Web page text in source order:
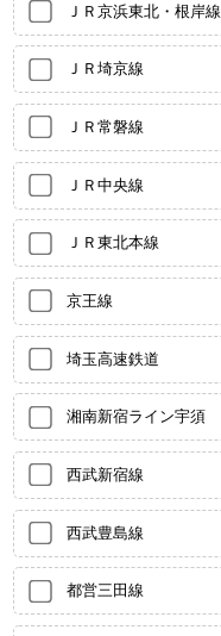
ＪＲ京浜東北・根岸線
ＪＲ埼京線
ＪＲ常磐線
ＪＲ中央線
ＪＲ東北本線
京王線
埼玉高速鉄道
湘南新宿ライン宇須
西武新宿線
西武豊島線
都営三田線